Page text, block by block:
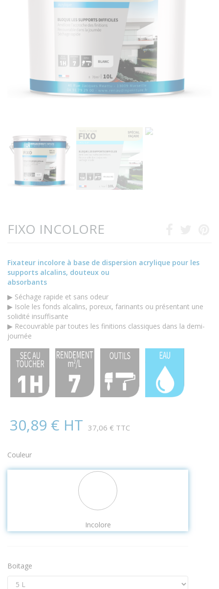
FIXO INCOLORE
Fixateur incolore à base de dispersion acrylique pour les
supports alcalins, douteux ou
absorbants
▶ Séchage rapide et sans odeur
▶ Isole les fonds alcalins, poreux, farinants ou présentant une
solidité insuffisante
▶ Recouvrable par toutes les finitions classiques dans la demi-
journée
30,89 € HT 37,06 € TTC
Couleur
Incolore
Boitage